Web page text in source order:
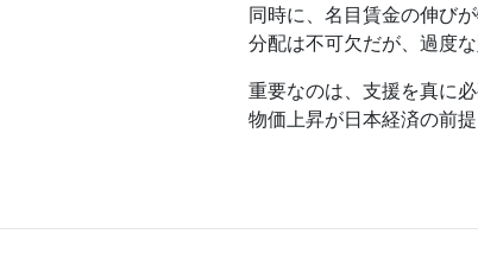
同時に、名目賃金の伸び
分配は不可欠だが、過度
重要なのは、支援を真に
物価上昇が日本経済の前